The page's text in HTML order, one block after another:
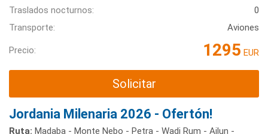
Traslados nocturnos:
0
Transporte:
Aviones
Precio: 1295 EUR
Solicitar
Jordania Milenaria 2026 - Ofertón!
Ruta: Madaba - Monte Nebo - Petra - Wadi Rum - Ajlun -